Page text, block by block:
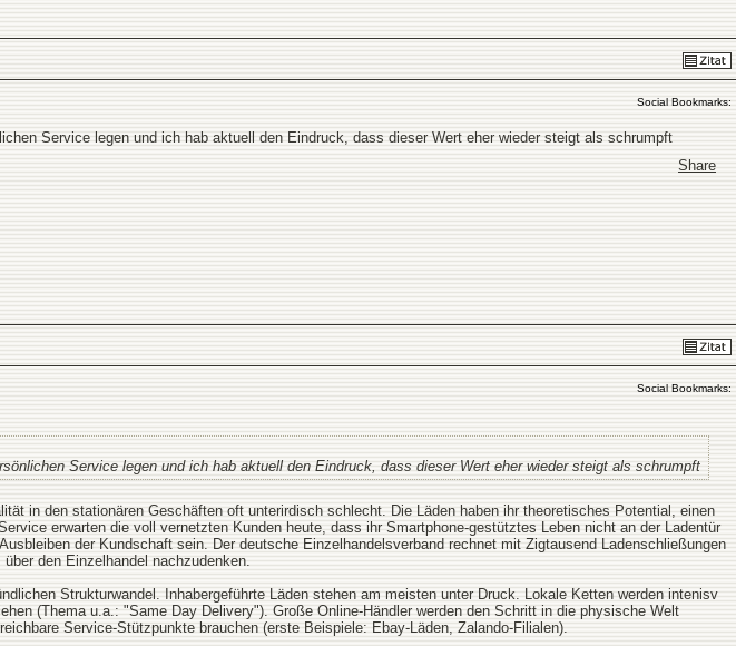
Social Bookmarks:
Service legen und ich hab aktuell den Eindruck, dass dieser Wert eher wieder steigt als schrumpft
Share
Social Bookmarks:
Service legen und ich hab aktuell den Eindruck, dass dieser Wert eher wieder steigt als schrumpft
in den stationären Geschäften oft unterirdisch schlecht. Die Läden haben ihr theoretisches Potential, einen
erwarten die voll vernetzten Kunden heute, dass ihr Smartphone-gestütztes Leben nicht an der Ladentür
der Kundschaft sein. Der deutsche Einzelhandelsverband rechnet mit Zigtausend Ladenschließungen
den Einzelhandel nachzudenken.
Strukturwandel. Inhabergeführte Läden stehen am meisten unter Druck. Lokale Ketten werden intenisv
(Thema u.a.: "Same Day Delivery"). Große Online-Händler werden den Schritt in die physische Welt
Service-Stützpunkte brauchen (erste Beispiele: Ebay-Läden, Zalando-Filialen).